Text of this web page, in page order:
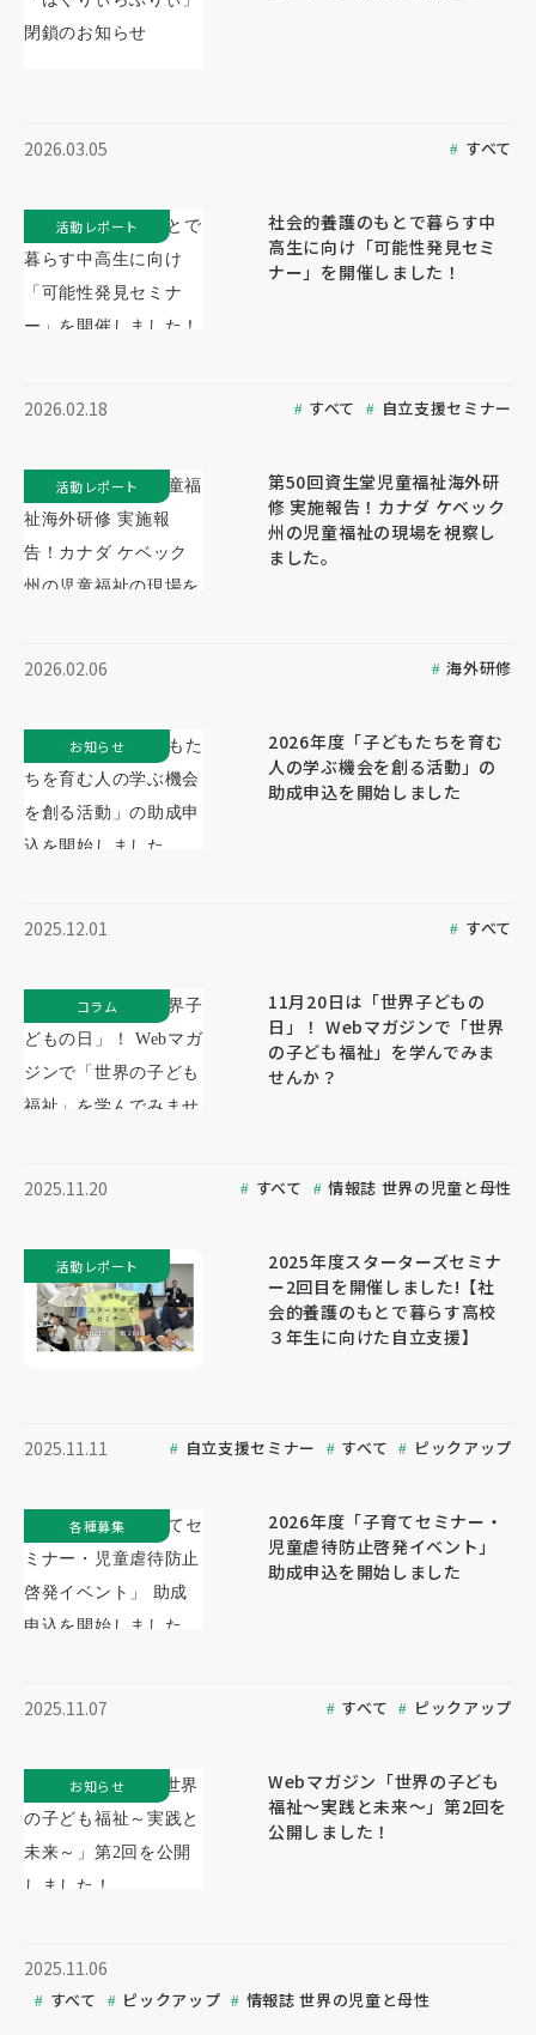
2026.03.05 すべて
社会的養護のもとで暮らす中
高生に向け「可能性発見セミ
ナー」を開催しました！
2026.02.18 すべて 自立支援セミナー
活動レポート
第50回資生堂児童福祉海外研
修 実施報告！カナダ ケベック
州の児童福祉の現場を視察し
ました。
2026.02.06 海外研修
活動レポート
2026年度「子どもたちを育む
人の学ぶ機会を創る活動」の
助成申込を開始しました
2025.12.01 すべて
お知らせ
11月20日は「世界子どもの
日」！ Webマガジンで「世界
の子ども福祉」を学んでみま
せんか？
2025.11.20 すべて 情報誌 世界の児童と母性
コラム
2025年度スターターズセミナ
ー2回目を開催しました!【社
会的養護のもとで暮らす高校
３年生に向けた自立支援】
2025.11.11 自立支援セミナー すべて ピックアップ
活動レポート
2026年度「子育てセミナー・
児童虐待防止啓発イベント」
助成申込を開始しました
2025.11.07 すべて ピックアップ
各種募集
Webマガジン「世界の子ども
福祉～実践と未来～」第2回を
公開しました！
2025.11.06
すべて ピックアップ 情報誌 世界の児童と母性
お知らせ